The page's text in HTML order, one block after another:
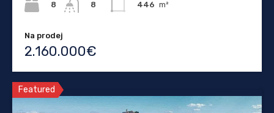
8
8
446 m²
Na prodej
2.160.000€
Featured